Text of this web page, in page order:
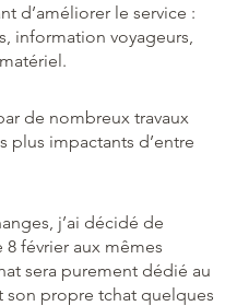
d’améliorer le service :
information voyageurs,
de nombreux travaux
plus impactants d’entre
j’ai décidé de
février aux mêmes
sera purement dédié au
son propre tchat quelques